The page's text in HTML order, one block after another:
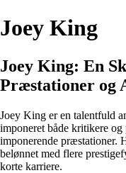
Joey King
Joey King: En
Præstationer og
Joey King er en talentfuld
imponeret både kritikere
imponerende præstationer.
belønnet med flere
korte karriere.